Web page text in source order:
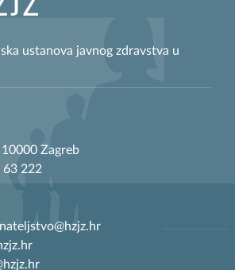
ustanova javnog zdravstva u
Zagreb
63 222